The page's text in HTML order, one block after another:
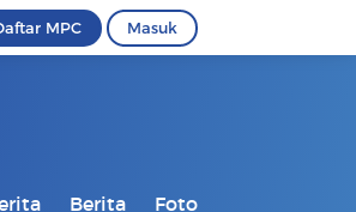
MPC Masuk
Berita Foto